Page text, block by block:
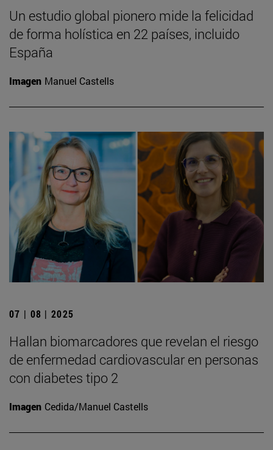
Un estudio global pionero mide la felicidad
de forma holística en 22 países, incluido
España
Imagen Manuel Castells
07 | 08 | 2025
Hallan biomarcadores que revelan el riesgo
de enfermedad cardiovascular en personas
con diabetes tipo 2
Imagen Cedida/Manuel Castells